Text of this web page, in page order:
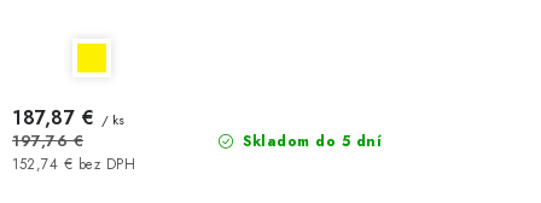
Skladom do 5 dní
152,74 € bez DPH
187,87 € / ks
197,76 €